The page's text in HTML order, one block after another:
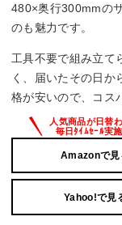
480×奥行300mmの
のも魅力です。
工具不要で組み立て
く、届いたその日か
格が安いので、コス
Amazonで見
Yahoo!で見